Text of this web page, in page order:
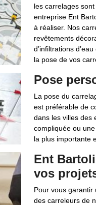
les carrelages
entreprise Ent
à réaliser. Nos
revêtements
d’infiltrations
la pose de vos
Pose
La pose du
est préférable de
dans les villes des
compliquée ou
la plus importante
Ent
vos
Pour vous garantir
des carreleurs de